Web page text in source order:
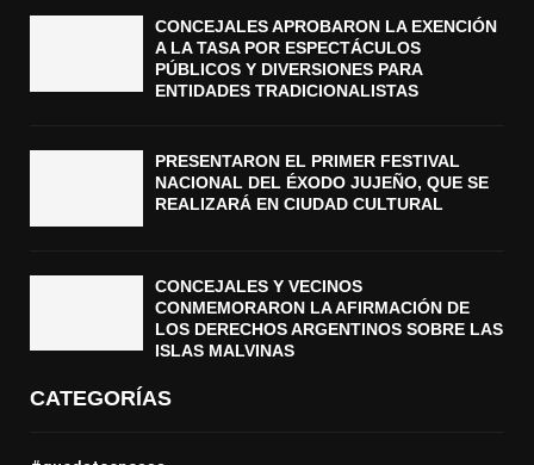
CONCEJALES APROBARON LA EXENCIÓN
A LA TASA POR ESPECTÁCULOS
PÚBLICOS Y DIVERSIONES PARA
ENTIDADES TRADICIONALISTAS
PRESENTARON EL PRIMER FESTIVAL
NACIONAL DEL ÉXODO JUJEÑO, QUE SE
REALIZARÁ EN CIUDAD CULTURAL
CONCEJALES Y VECINOS
CONMEMORARON LA AFIRMACIÓN DE
LOS DERECHOS ARGENTINOS SOBRE LAS
ISLAS MALVINAS
CATEGORÍAS